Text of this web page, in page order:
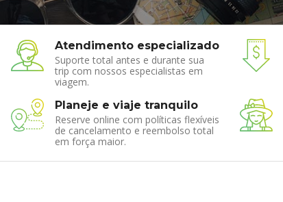
Atendimento especializado
Suporte total antes e durante sua
trip com nossos especialistas em
viagem.
Planeje e viaje tranquilo
Reserve online com políticas flexíveis
de cancelamento e reembolso total
em força maior.